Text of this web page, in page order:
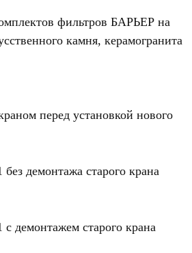
фильтров БАРЬЕР на
камня, керамогранита
перед установкой нового
демонтажа старого крана
с демонтажем старого крана